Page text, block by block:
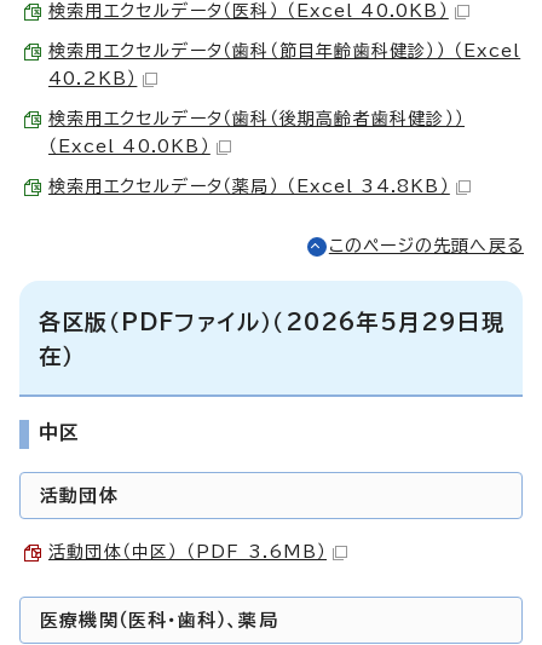
検索用エクセルデータ（医科） （Excel 40.0KB）
検索用エクセルデータ（歯科（節目年齢歯科健診）） （Excel
40.2KB）
検索用エクセルデータ（歯科（後期高齢者歯科健診））
（Excel 40.0KB）
検索用エクセルデータ（薬局） （Excel 34.8KB）
このページの先頭へ戻る
各区版（PDFファイル）（2026年5月29日現
在）
中区
活動団体
活動団体（中区） （PDF 3.6MB）
医療機関（医科・歯科）、薬局